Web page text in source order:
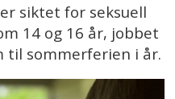
siktet for seksuell
14 og 16 år, jobbet
til sommerferien i år.